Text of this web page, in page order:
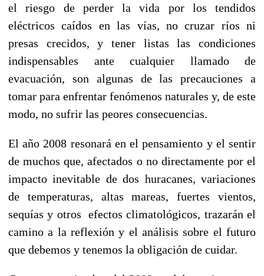
el riesgo de perder la vida por los tendidos
eléctricos caídos en las vías, no cruzar ríos ni
presas crecidos, y tener listas las condiciones
indispensables ante cualquier llamado de
evacuación, son algunas de las precauciones a
tomar para enfrentar fenómenos naturales y, de este
modo, no sufrir las peores consecuencias.
El año 2008 resonará en el pensamiento y el sentir
de muchos que, afectados o no directamente por el
impacto inevitable de dos huracanes, variaciones
de temperaturas, altas mareas, fuertes vientos,
sequías y otros efectos climatológicos, trazarán el
camino a la reflexión y el análisis sobre el futuro
que debemos y tenemos la obligación de cuidar.